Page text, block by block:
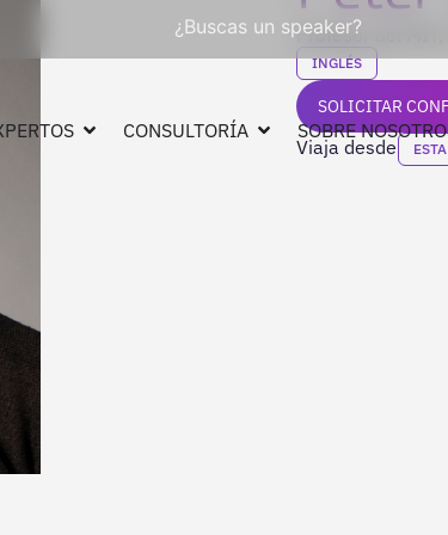
¿Buscas un speaker?
CONSULTORÍA SOBRE
Profesor del MIT,
INGLÉS
SOLICITAR
Viaja desde